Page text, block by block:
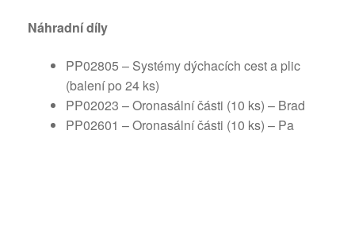
Náhradní díly
PP02805 – Systémy dýchacích cest a plic
(balení po 24 ks)
PP02023 – Oronasální části (10 ks) – Brad
PP02601 – Oronasální části (10 ks) – Pa